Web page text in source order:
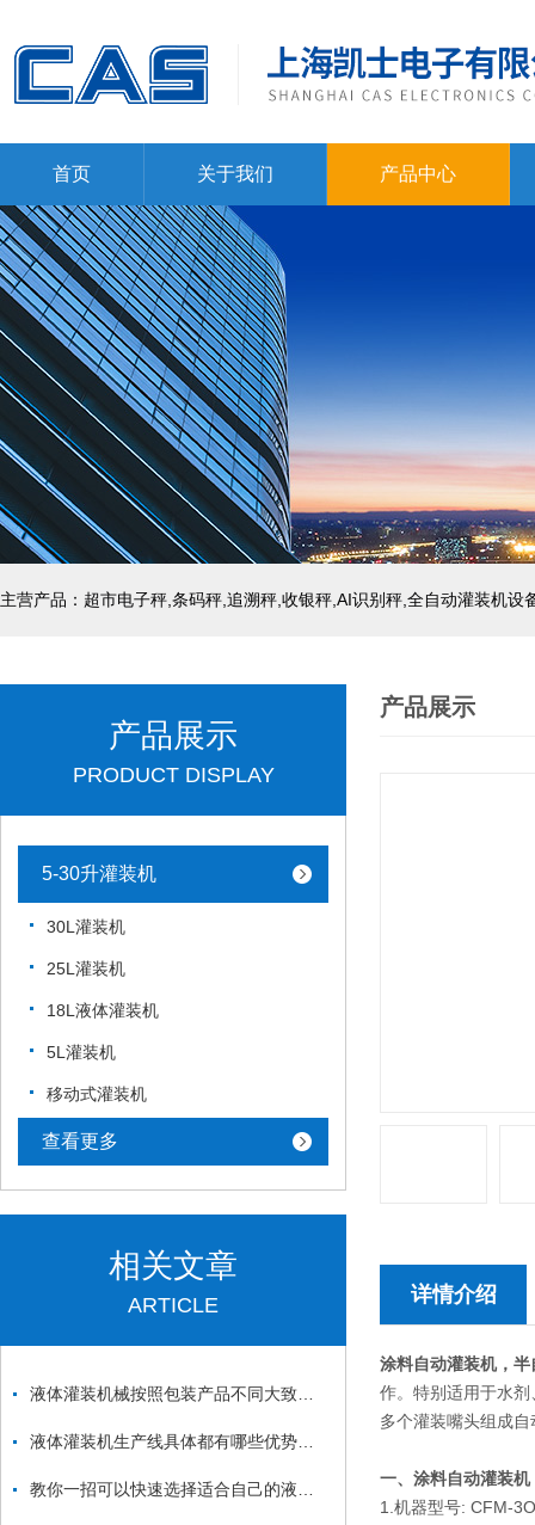
首页 关于我们 产品中心
主营产品：超市电子秤,条码秤,追溯秤,收银秤,AI识别秤,全自动灌装机设
产品展示
PRODUCT DISPLAY
5-30升灌装机
30L灌装机
25L灌装机
18L液体灌装机
5L灌装机
移动式灌装机
查看更多
相关文章
ARTICLE
产品展示
详情介绍
涂料自动灌装机，
作。特别适用于水
多个灌装嘴头组成
一、 涂料自动灌装
1.机器型号: CFM-